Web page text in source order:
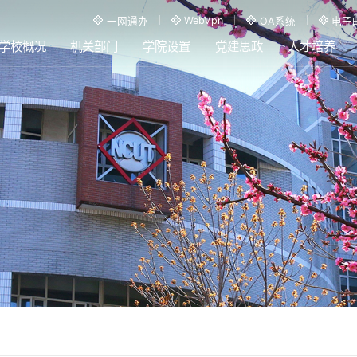
一网通办 WebVpn OA系统 电子
校概况 机关部门 学院设置 党建思政 人才培养